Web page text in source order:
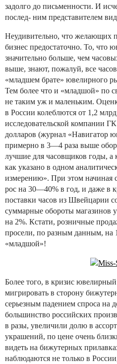
задолго до письменности. И
послед- ним представителем
Неудивительно, что желающих
бизнес предостаточно. То, что
значительно больше, чем
выше, знают, пожалуй, все
«младшем брате» ювелирного
Тем более что и «младшой» по
не таким уж и маленьким.
в России колеблются от 1,2
исследовательской компании
долларов (журнал «Навигатор
примерно в 3—4 раза выше
лучшие для часовщиков годы, а
как указано в одном
измерению». При этом начиная
рос на 30—40% в год, и даже в
поставки часов из Швейцарии
суммарные обороты магазинов
на 2%. Кстати, розничные
просели, по разным данным, на
«младшой»!
Более того, в кризис
мигрировать в сторону
серьезным падением спроса на
большинство российских
в разы, увеличили долю в
украшений, по цене очень
видеть на бижутерных
наблюдаются не только в